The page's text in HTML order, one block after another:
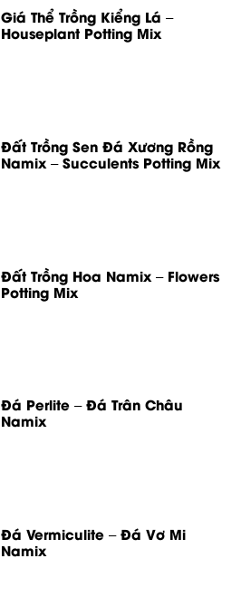
Giá Thể Trồng Kiểng Lá –
Houseplant Potting Mix
Đất Trồng Sen Đá Xương Rồng
Namix – Succulents Potting Mix
Đất Trồng Hoa Namix – Flowers
Potting Mix
Đá Perlite – Đá Trân Châu
Namix
Đá Vermiculite – Đá Vơ Mi
Namix